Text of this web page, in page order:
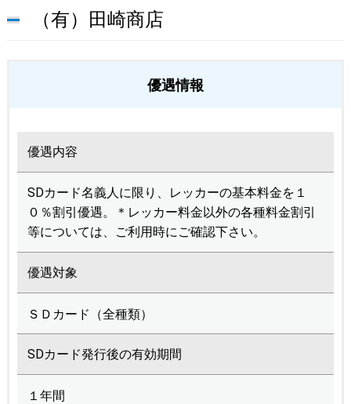
（有）田崎商店
優遇情報
優遇内容
SDカード名義人に限り、レッカーの基本料金を１
０％割引優遇。＊レッカー料金以外の各種料金割引
等については、ご利用時にご確認下さい。
優遇対象
ＳＤカード（全種類）
SDカード発行後の有効期間
１年間